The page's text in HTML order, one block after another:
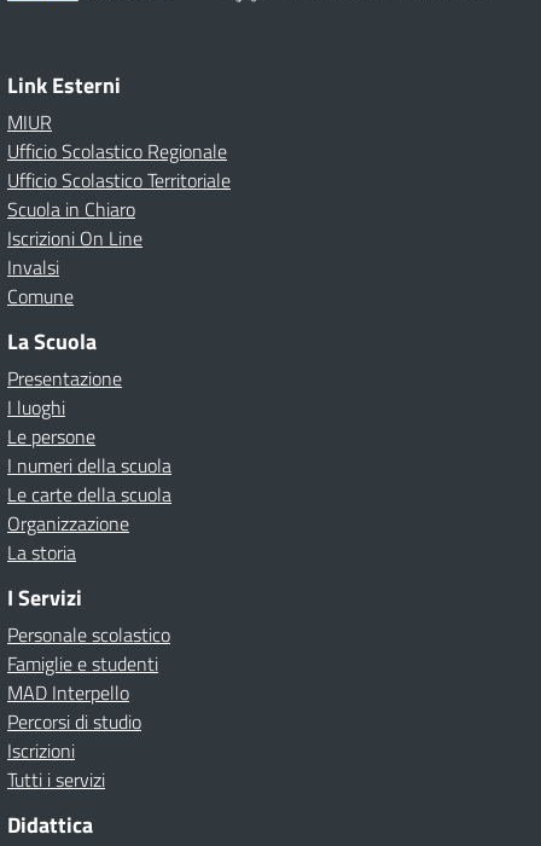
Link Esterni
MIUR
Ufficio Scolastico Regionale
Ufficio Scolastico Territoriale
Scuola in Chiaro
Iscrizioni On Line
Invalsi
Comune
La Scuola
Presentazione
I luoghi
Le persone
I numeri della scuola
Le carte della scuola
Organizzazione
La storia
I Servizi
Personale scolastico
Famiglie e studenti
MAD Interpello
Percorsi di studio
Iscrizioni
Tutti i servizi
Didattica